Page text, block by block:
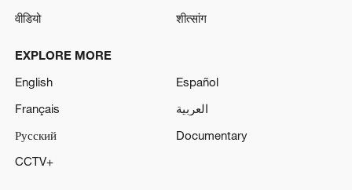
वीडियो
शीत्सांग
EXPLORE MORE
English
Español
Français
العربية
Русский
Documentary
CCTV+